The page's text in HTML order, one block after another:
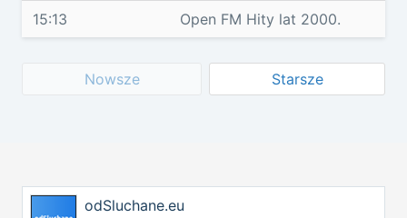
15:13 Open FM Hity lat 2000.
Nowsze Starsze
odSluchane.eu